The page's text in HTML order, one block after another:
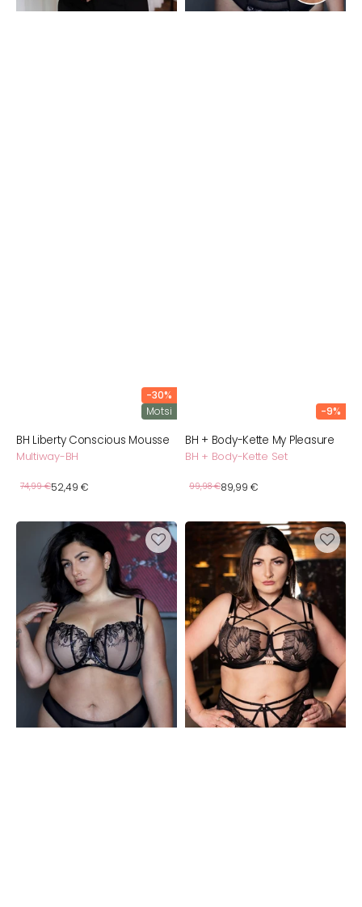
-30%
Motsi
BH Liberty Conscious Mousse
Multiway-BH
Normaler
74,99 €
Verkaufspreis
52,49 €
-9%
BH + Body-Kette My Pleasure
BH + Body-Kette Set
Normaler
99,98 €
Verkaufspreis
89,99 €
BH
Pleasure
Black
BH
FemFatale
Black